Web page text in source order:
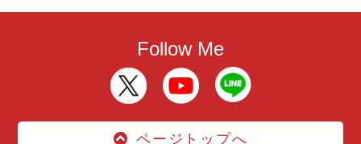
Follow Me
ページトップへ